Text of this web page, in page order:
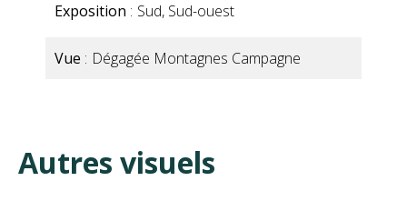
Exposition Sud, Sud-ouest
Vue Dégagée Montagnes Campagne
Autres visuels